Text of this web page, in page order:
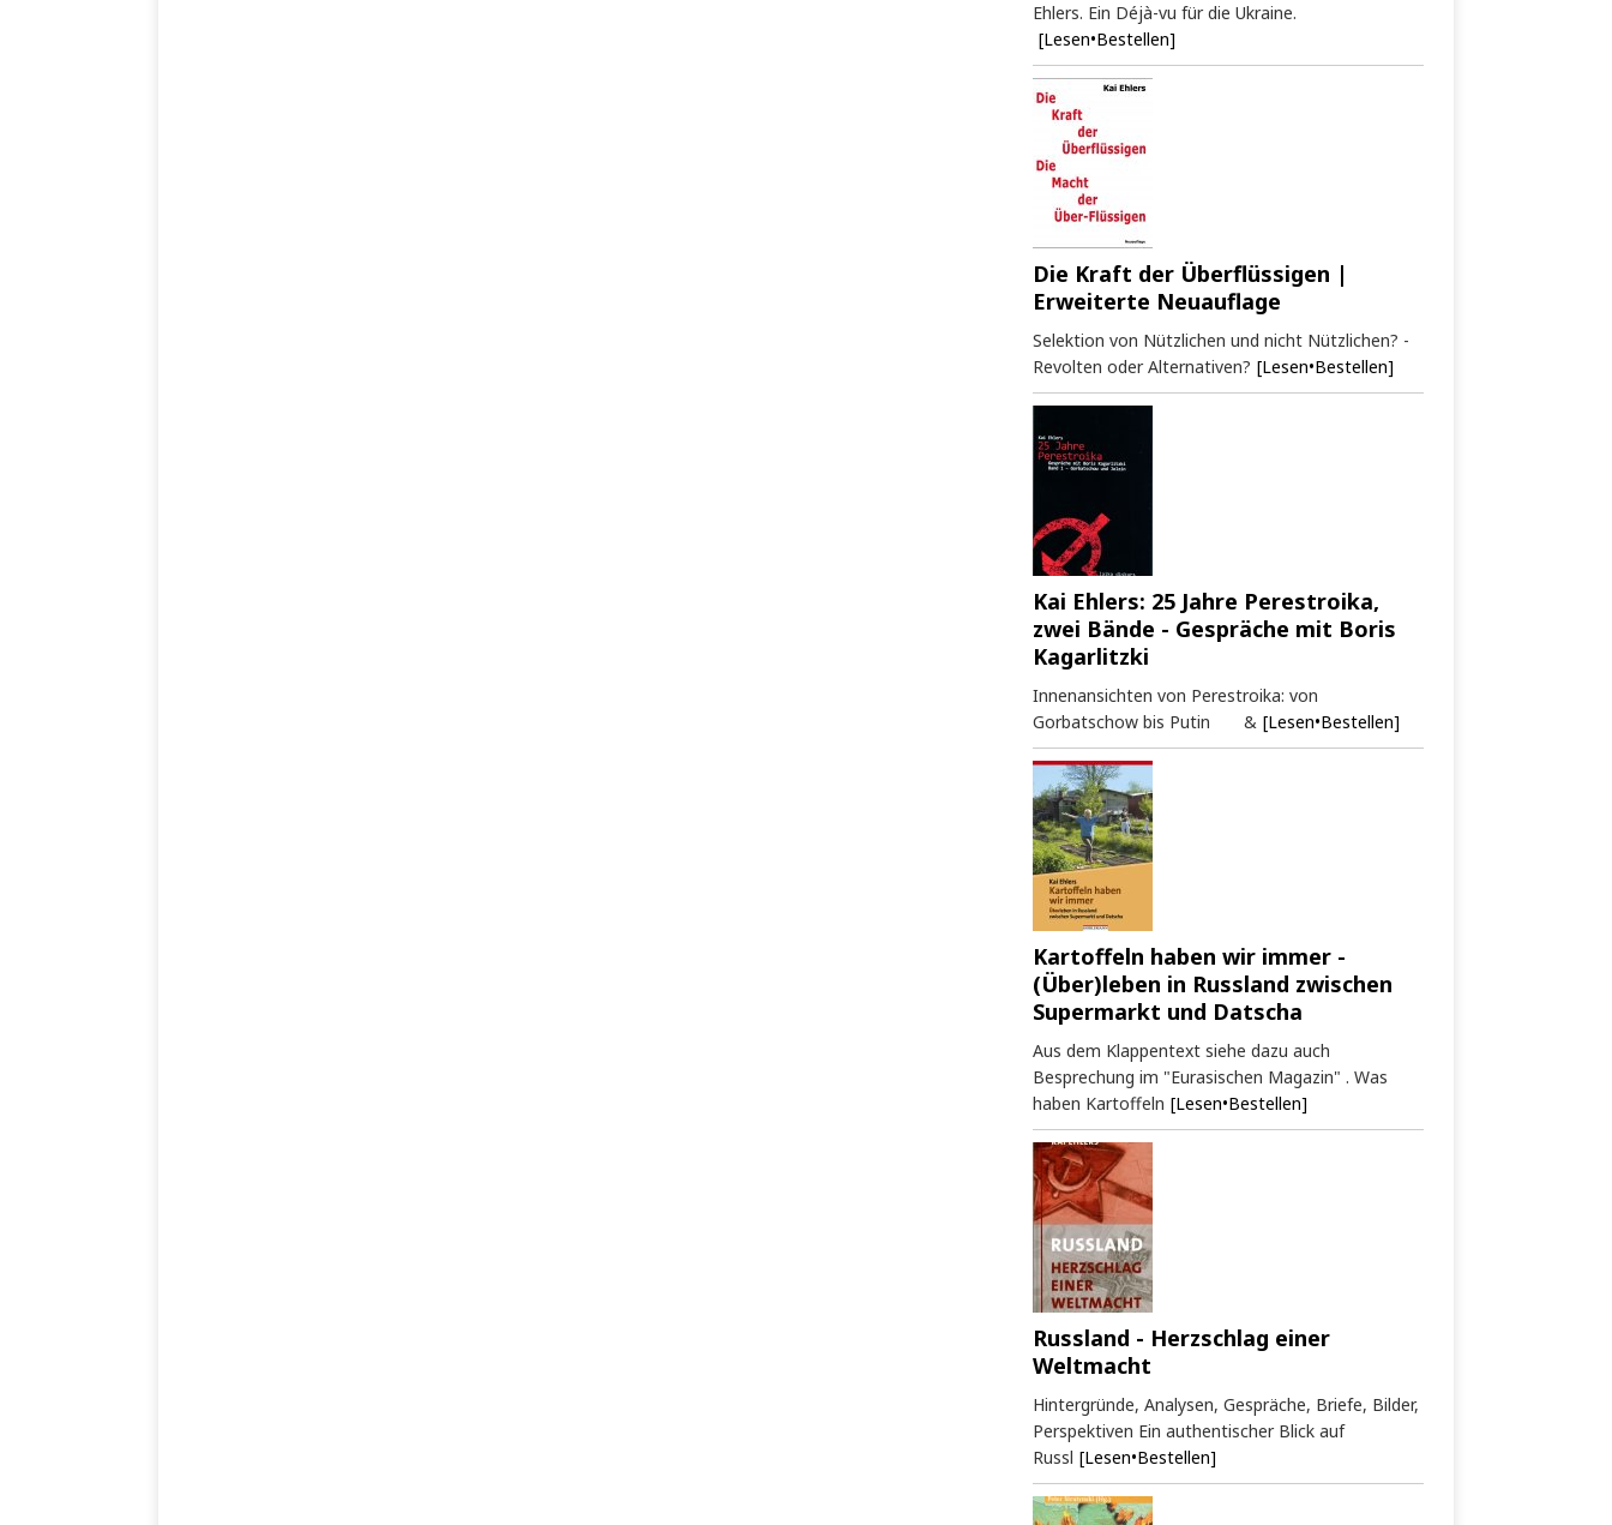
Ehlers. Ein Déjà-vu für die Ukraine.
[Lesen•Bestellen]
Die Kraft der Überflüssigen |
Erweiterte Neuauflage
Selektion von Nützlichen und nicht Nützlichen? -
Revolten oder Alternativen? [Lesen•Bestellen]
Kai Ehlers: 25 Jahre Perestroika,
zwei Bände - Gespräche mit Boris
Kagarlitzki
Innenansichten von Perestroika: von
Gorbatschow bis Putin & [Lesen•Bestellen]
Kartoffeln haben wir immer -
(Über)leben in Russland zwischen
Supermarkt und Datscha
Aus dem Klappentext siehe dazu auch
Besprechung im "Eurasischen Magazin" . Was
haben Kartoffeln [Lesen•Bestellen]
Russland - Herzschlag einer
Weltmacht
Hintergründe, Analysen, Gespräche, Briefe, Bilder,
Perspektiven Ein authentischer Blick auf
Russl [Lesen•Bestellen]